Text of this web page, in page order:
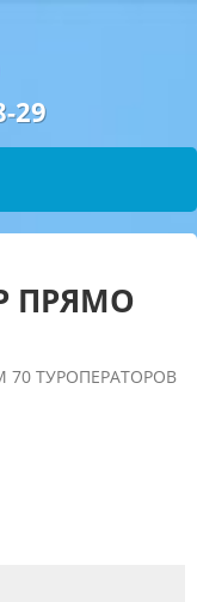
29
ПРЯМО
ТУРОПЕРАТОРОВ